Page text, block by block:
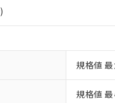
規格値
規格値
が、当社の製品・サービス
さい。
いる法人を指します。
非含有証明書をダウンロー
指令（10物質）の非含
の非含有証明書（当社基準
明書は発行日時点で非含有
RoHS指令のフタル酸エ